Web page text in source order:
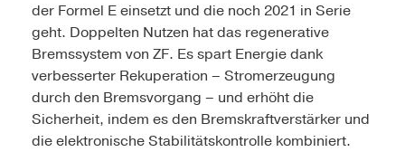
der Formel E einsetzt und die noch 2021 in Serie
geht. Doppelten Nutzen hat das regenerative
Bremssystem von ZF. Es spart Energie dank
verbesserter Rekuperation – Stromerzeugung
durch den Bremsvorgang – und erhöht die
Sicherheit, indem es den Bremskraftverstärker und
die elektronische Stabilitätskontrolle kombiniert.